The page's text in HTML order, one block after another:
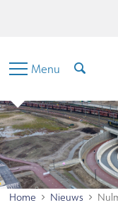
Menu
Home Nieuws